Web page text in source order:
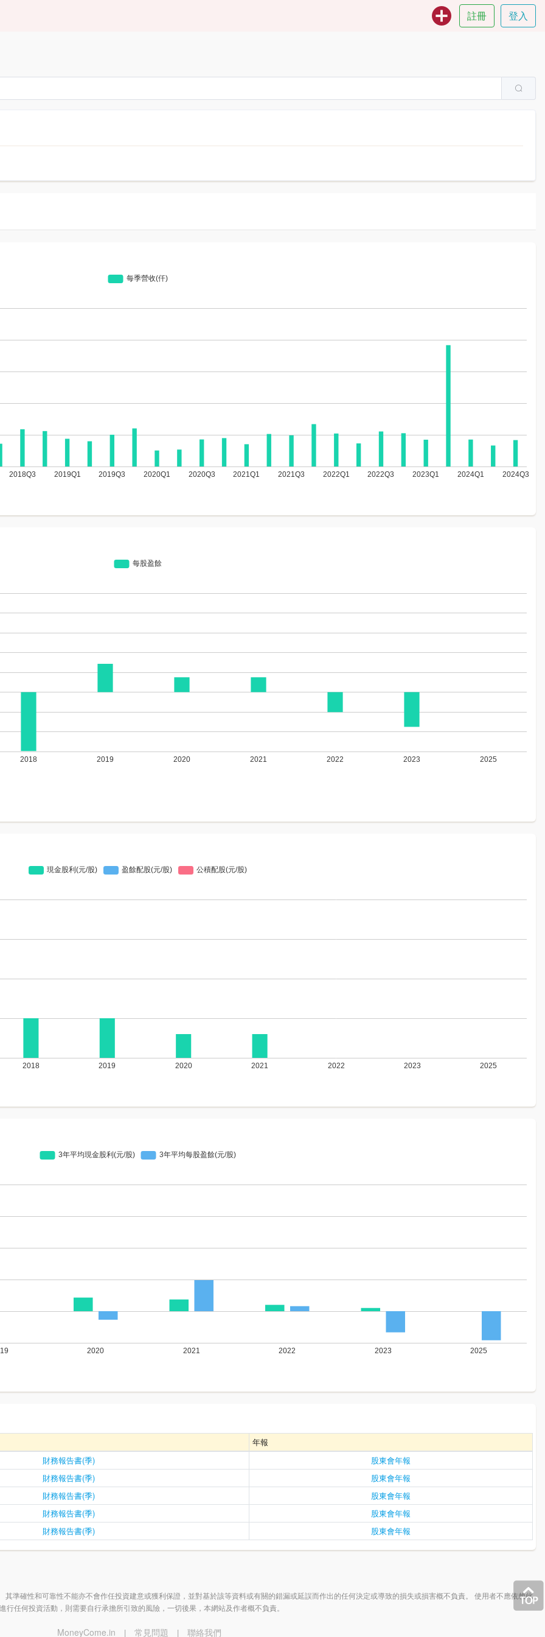
註冊 登入
年報
財務報告書(季)
股東會年報
財務報告書(季)
股東會年報
財務報告書(季)
股東會年報
財務報告書(季)
股東會年報
財務報告書(季)
股東會年報
準確性和可靠性不能亦不會作任投資建意或獲利保證，並對基於該等資料或有關的錯漏或延誤而作出的任何決定或導致的損失或損害概不負責。 使用者不應依賴此
任何投資活動，則需要自行承擔所引致的風險，一切後果，本網站及作者概不負責。
MoneyCome.in | 常見問題 | 聯絡我們